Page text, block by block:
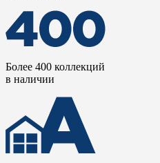
Более 400 коллекций
в наличии